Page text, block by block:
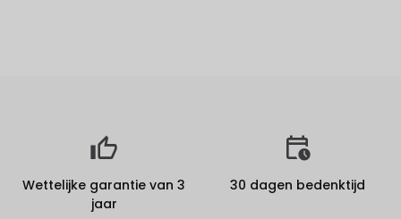
Wettelijke garantie van 3
jaar
30 dagen bedenktijd